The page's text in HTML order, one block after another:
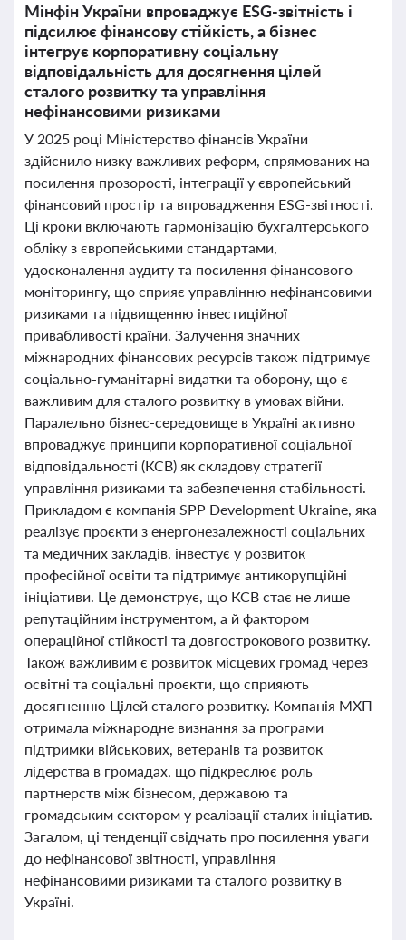
Мінфін України впроваджує ESG-звітність і
підсилює фінансову стійкість, а бізнес
інтегрує корпоративну соціальну
відповідальність для досягнення цілей
сталого розвитку та управління
нефінансовими ризиками
У 2025 році Міністерство фінансів України
здійснило низку важливих реформ, спрямованих на
посилення прозорості, інтеграції у європейський
фінансовий простір та впровадження ESG-звітності.
Ці кроки включають гармонізацію бухгалтерського
обліку з європейськими стандартами,
удосконалення аудиту та посилення фінансового
моніторингу, що сприяє управлінню нефінансовими
ризиками та підвищенню інвестиційної
привабливості країни. Залучення значних
міжнародних фінансових ресурсів також підтримує
соціально-гуманітарні видатки та оборону, що є
важливим для сталого розвитку в умовах війни.
Паралельно бізнес-середовище в Україні активно
впроваджує принципи корпоративної соціальної
відповідальності (КСВ) як складову стратегії
управління ризиками та забезпечення стабільності.
Прикладом є компанія SPP Development Ukraine, яка
реалізує проєкти з енергонезалежності соціальних
та медичних закладів, інвестує у розвиток
професійної освіти та підтримує антикорупційні
ініціативи. Це демонструє, що КСВ стає не лише
репутаційним інструментом, а й фактором
операційної стійкості та довгострокового розвитку.
Також важливим є розвиток місцевих громад через
освітні та соціальні проєкти, що сприяють
досягненню Цілей сталого розвитку. Компанія МХП
отримала міжнародне визнання за програми
підтримки військових, ветеранів та розвиток
лідерства в громадах, що підкреслює роль
партнерств між бізнесом, державою та
громадським сектором у реалізації сталих ініціатив.
Загалом, ці тенденції свідчать про посилення уваги
до нефінансової звітності, управління
нефінансовими ризиками та сталого розвитку в
Україні.